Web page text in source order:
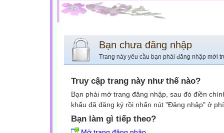
Bạn chưa đăng nhập
Trang này yêu cầu bạn phải đăng nhập mới
Truy cập trang này như thế nào?
Bạn phải mở trang đăng nhập, sau đó điền
khẩu đã đăng ký rồi nhấn nút "Đăng nhập" ở
Bạn làm gì tiếp theo?